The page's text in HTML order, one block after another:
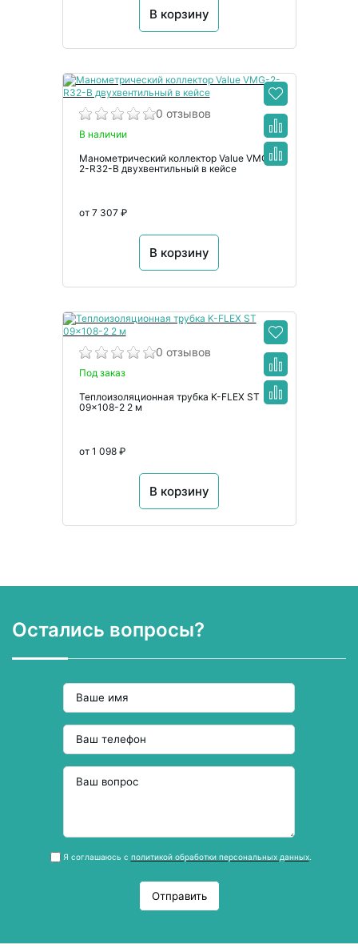
В корзину
0 отзывов
В наличии
Манометрический коллектор Value VMG-
2-R32-B двухвентильный в кейсе
от 7 307 ₽
В корзину
0 отзывов
Под заказ
Теплоизоляционная трубка K-FLEX ST
09x108-2 2 м
от 1 098 ₽
В корзину
Остались вопросы?
Я соглашаюсь с политикой обработки персональных данных.
Отправить